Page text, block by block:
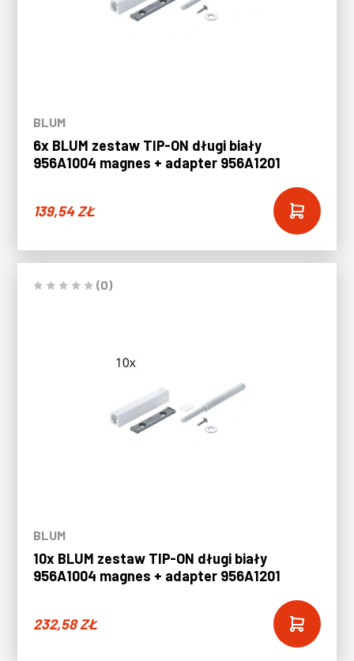
BLUM
6x BLUM zestaw TIP-ON długi biały
956A1004 magnes + adapter 956A1201
139,54ZŁ
(0)
BLUM
10x BLUM zestaw TIP-ON długi biały
956A1004 magnes + adapter 956A1201
232,58ZŁ